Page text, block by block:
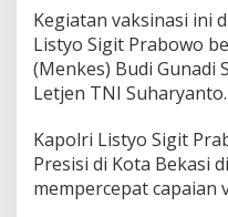
e
n
t
a
k
W
i
l
Kegiatan vaksinasi ini
Listyo Sigit Prabowo
(Menkes) Budi Gunadi
Letjen TNI Suharyanto.
Kapolri Listyo Sigit
Presisi di Kota Bekasi
mempercepat capaian